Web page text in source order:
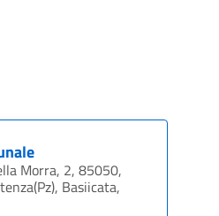
Morra, 2, 85050,
Basiicata,